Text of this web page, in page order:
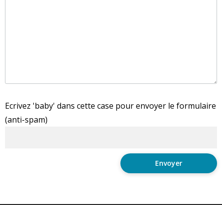
Ecrivez 'baby' dans cette case pour envoyer le formulaire
(anti-spam)